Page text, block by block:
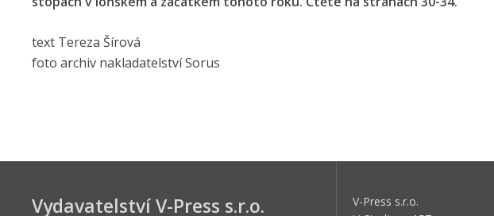
text Tereza Šírová
foto archiv nakladatelství Sorus
Vydavatelství V-Press s.r.o.
V-Press s.r.o.